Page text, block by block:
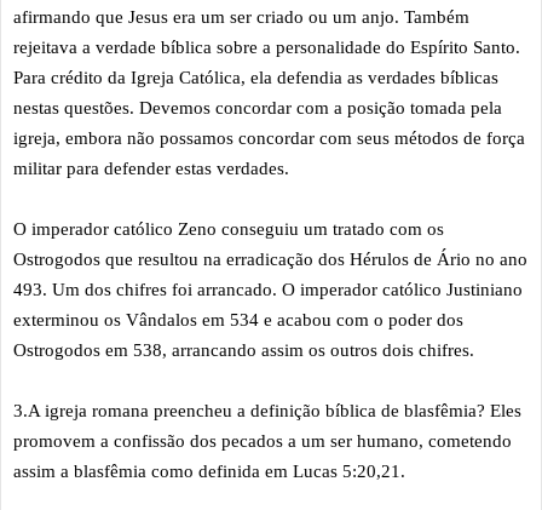
afirmando que Jesus era um ser criado ou um anjo. Também
rejeitava a verdade bíblica sobre a personalidade do Espírito Santo.
Para crédito da Igreja Católica, ela defendia as verdades bíblicas
nestas questões. Devemos concordar com a posição tomada pela
igreja, embora não possamos concordar com seus métodos de força
militar para defender estas verdades.
O imperador católico Zeno conseguiu um tratado com os
Ostrogodos que resultou na erradicação dos Hérulos de Ário no ano
493. Um dos chifres foi arrancado. O imperador católico Justiniano
exterminou os Vândalos em 534 e acabou com o poder dos
Ostrogodos em 538, arrancando assim os outros dois chifres.
3.A igreja romana preencheu a definição bíblica de blasfêmia? Eles
promovem a confissão dos pecados a um ser humano, cometendo
assim a blasfêmia como definida em Lucas 5:20,21.